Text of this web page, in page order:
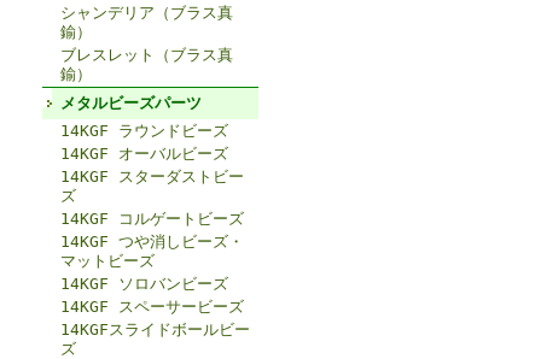
シャンデリア（ブラス真
鍮）
ブレスレット（ブラス真
鍮）
メタルビーズパーツ
14KGF ラウンドビーズ
14KGF オーバルビーズ
14KGF スターダストビー
ズ
14KGF コルゲートビーズ
14KGF つや消しビーズ・
マットビーズ
14KGF ソロバンビーズ
14KGF スペーサービーズ
14KGFスライドボールビー
ズ